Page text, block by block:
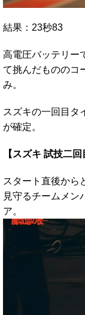
結果：23秒83
高電圧バッテリー
て挑んだもののコ
み。
スズキの一回目タ
が確定。
【スズキ 試技二回
スタート直後から
見守るチームメン
ア。